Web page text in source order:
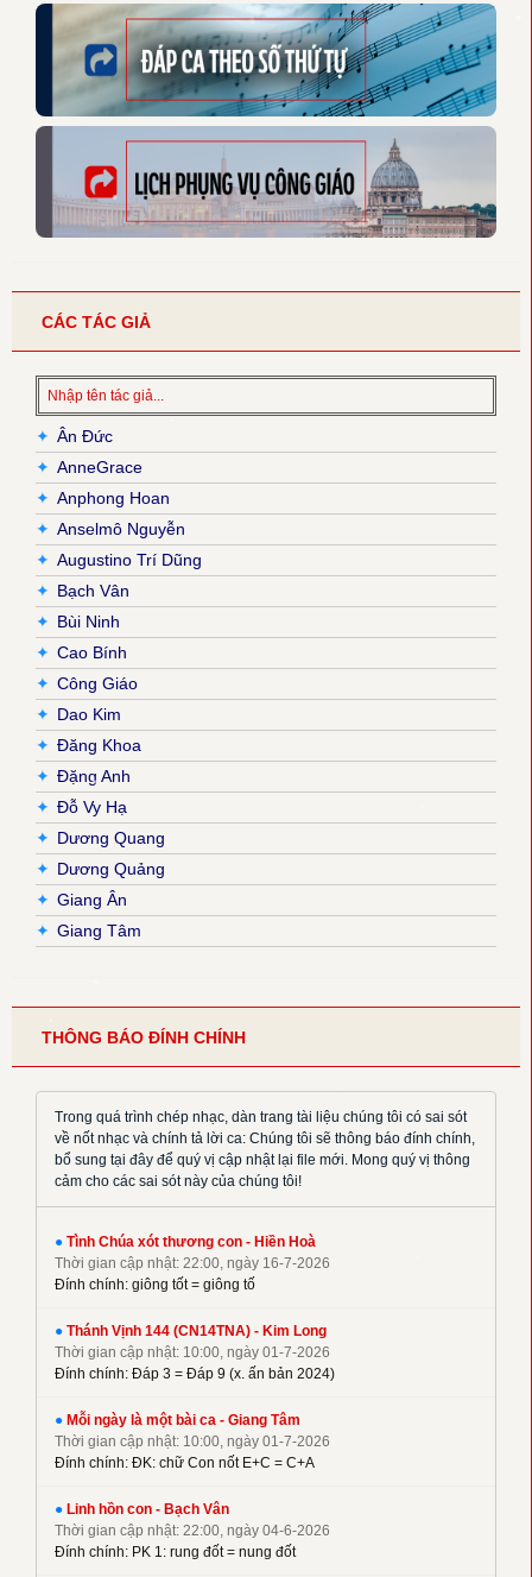
CÁC TÁC GIẢ
✦ Ân Đức
✦ AnneGrace
✦ Anphong Hoan
✦ Anselmô Nguyễn
✦ Augustino Trí Dũng
✦ Bạch Vân
✦ Bùi Ninh
✦ Cao Bính
✦ Công Giáo
✦ Dao Kim
✦ Đăng Khoa
✦ Đặng Anh
✦ Đỗ Vy Hạ
✦ Dương Quang
✦ Dương Quảng
✦ Giang Ân
✦ Giang Tâm
Hoàng Phương
Hồng Trần
Huy Hoàng
✦ Khắc Đỗ
Kim Đường
Kim Long
Linh Nguyên
M. Tigon
Mai Thiện
Mi Trầm
Ngọc Linh
Nguyên Dũng
THÔNG BÁO ĐÍNH CHÍNH
Trong quá trình chép nhạc, dàn trang tài liệu chúng tôi có sai sót
về nốt nhạc và chính tả lời ca: Chúng tôi sẽ thông báo đính chính,
bổ sung tại đây để quý vị cập nhật lại file mới. Mong quý vị thông
cảm cho các sai sót này của chúng tôi!
● Tình Chúa xót thương con - Hiền Hoà
Thời gian cập nhật: 22:00, ngày 16-7-2026
Đính chính: giông tốt = giông tố
● Thánh Vịnh 144 (CN14TNA) - Kim Long
Thời gian cập nhật: 10:00, ngày 01-7-2026
Đính chính: Đáp 3 = Đáp 9 (x. ấn bản 2024)
● Mỗi ngày là một bài ca - Giang Tâm
Thời gian cập nhật: 10:00, ngày 01-7-2026
Đính chính: ĐK: chữ Con nốt E+C = C+A
● Linh hồn con - Bạch Vân
Thời gian cập nhật: 22:00, ngày 04-6-2026
Đính chính: PK 1: rung đốt = nung đốt